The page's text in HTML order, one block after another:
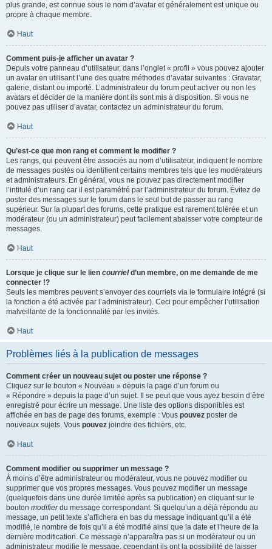
plus grande, est connue sous le nom d’avatar et généralement est unique ou
propre à chaque membre.
Haut
Comment puis-je afficher un avatar ?
Depuis votre panneau d’utilisateur, dans l’onglet « profil » vous pouvez ajouter
un avatar en utilisant l’une des quatre méthodes d’avatar suivantes : Gravatar,
galerie, distant ou importé. L’administrateur du forum peut activer ou non les
avatars et décider de la manière dont ils sont mis à disposition. Si vous ne
pouvez pas utiliser d’avatar, contactez un administrateur du forum.
Haut
Qu’est-ce que mon rang et comment le modifier ?
Les rangs, qui peuvent être associés au nom d’utilisateur, indiquent le nombre
de messages postés ou identifient certains membres tels que les modérateurs
et administrateurs. En général, vous ne pouvez pas directement modifier
l’intitulé d’un rang car il est paramétré par l’administrateur du forum. Évitez de
poster des messages sur le forum dans le seul but de passer au rang
supérieur. Sur la plupart des forums, cette pratique est rarement tolérée et un
modérateur (ou un administrateur) peut facilement abaisser votre compteur de
messages.
Haut
Lorsque je clique sur le lien courrield’un membre, on me demande de me
connecter !?
Seuls les membres peuvent s’envoyer des courriels via le formulaire intégré (si
la fonction a été activée par l’administrateur). Ceci pour empêcher l’utilisation
malveillante de la fonctionnalité par les invités.
Haut
Problèmes liés à la publication de messages
Comment créer un nouveau sujet ou poster une réponse ?
Cliquez sur le bouton « Nouveau » depuis la page d’un forum ou
« Répondre » depuis la page d’un sujet. Il se peut que vous ayez besoin d’être
enregistré pour écrire un message. Une liste des options disponibles est
affichée en bas de page des forums, exemple : Vous pouvez poster de
nouveaux sujets, Vous pouvez joindre des fichiers, etc.
Haut
Comment modifier ou supprimer un message ?
À moins d’être administrateur ou modérateur, vous ne pouvez modifier ou
supprimer que vos propres messages. Vous pouvez modifier un message
(quelquefois dans une durée limitée après sa publication) en cliquant sur le
bouton modifierdu message correspondant. Si quelqu’un a déjà répondu au
message, un petit texte s’affichera en bas du message indiquant qu’il a été
modifié, le nombre de fois qu’il a été modifié ainsi que la date et l’heure de la
dernière modification. Ce message n’apparaîtra pas si un modérateur ou un
administrateur modifie le message, cependant ils ont la possibilité de laisser